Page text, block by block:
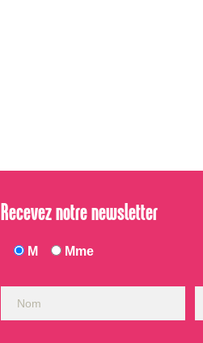
Recevez notre newsletter
M Mme